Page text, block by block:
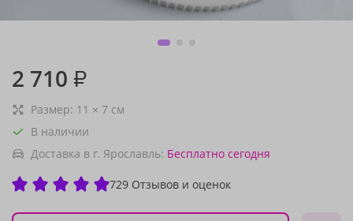
2 710 ₽
Размер: 11 × 7 см
В наличии
Доставка в г. Ярославль: Бесплатно сегодня
729 Отзывов и оценок